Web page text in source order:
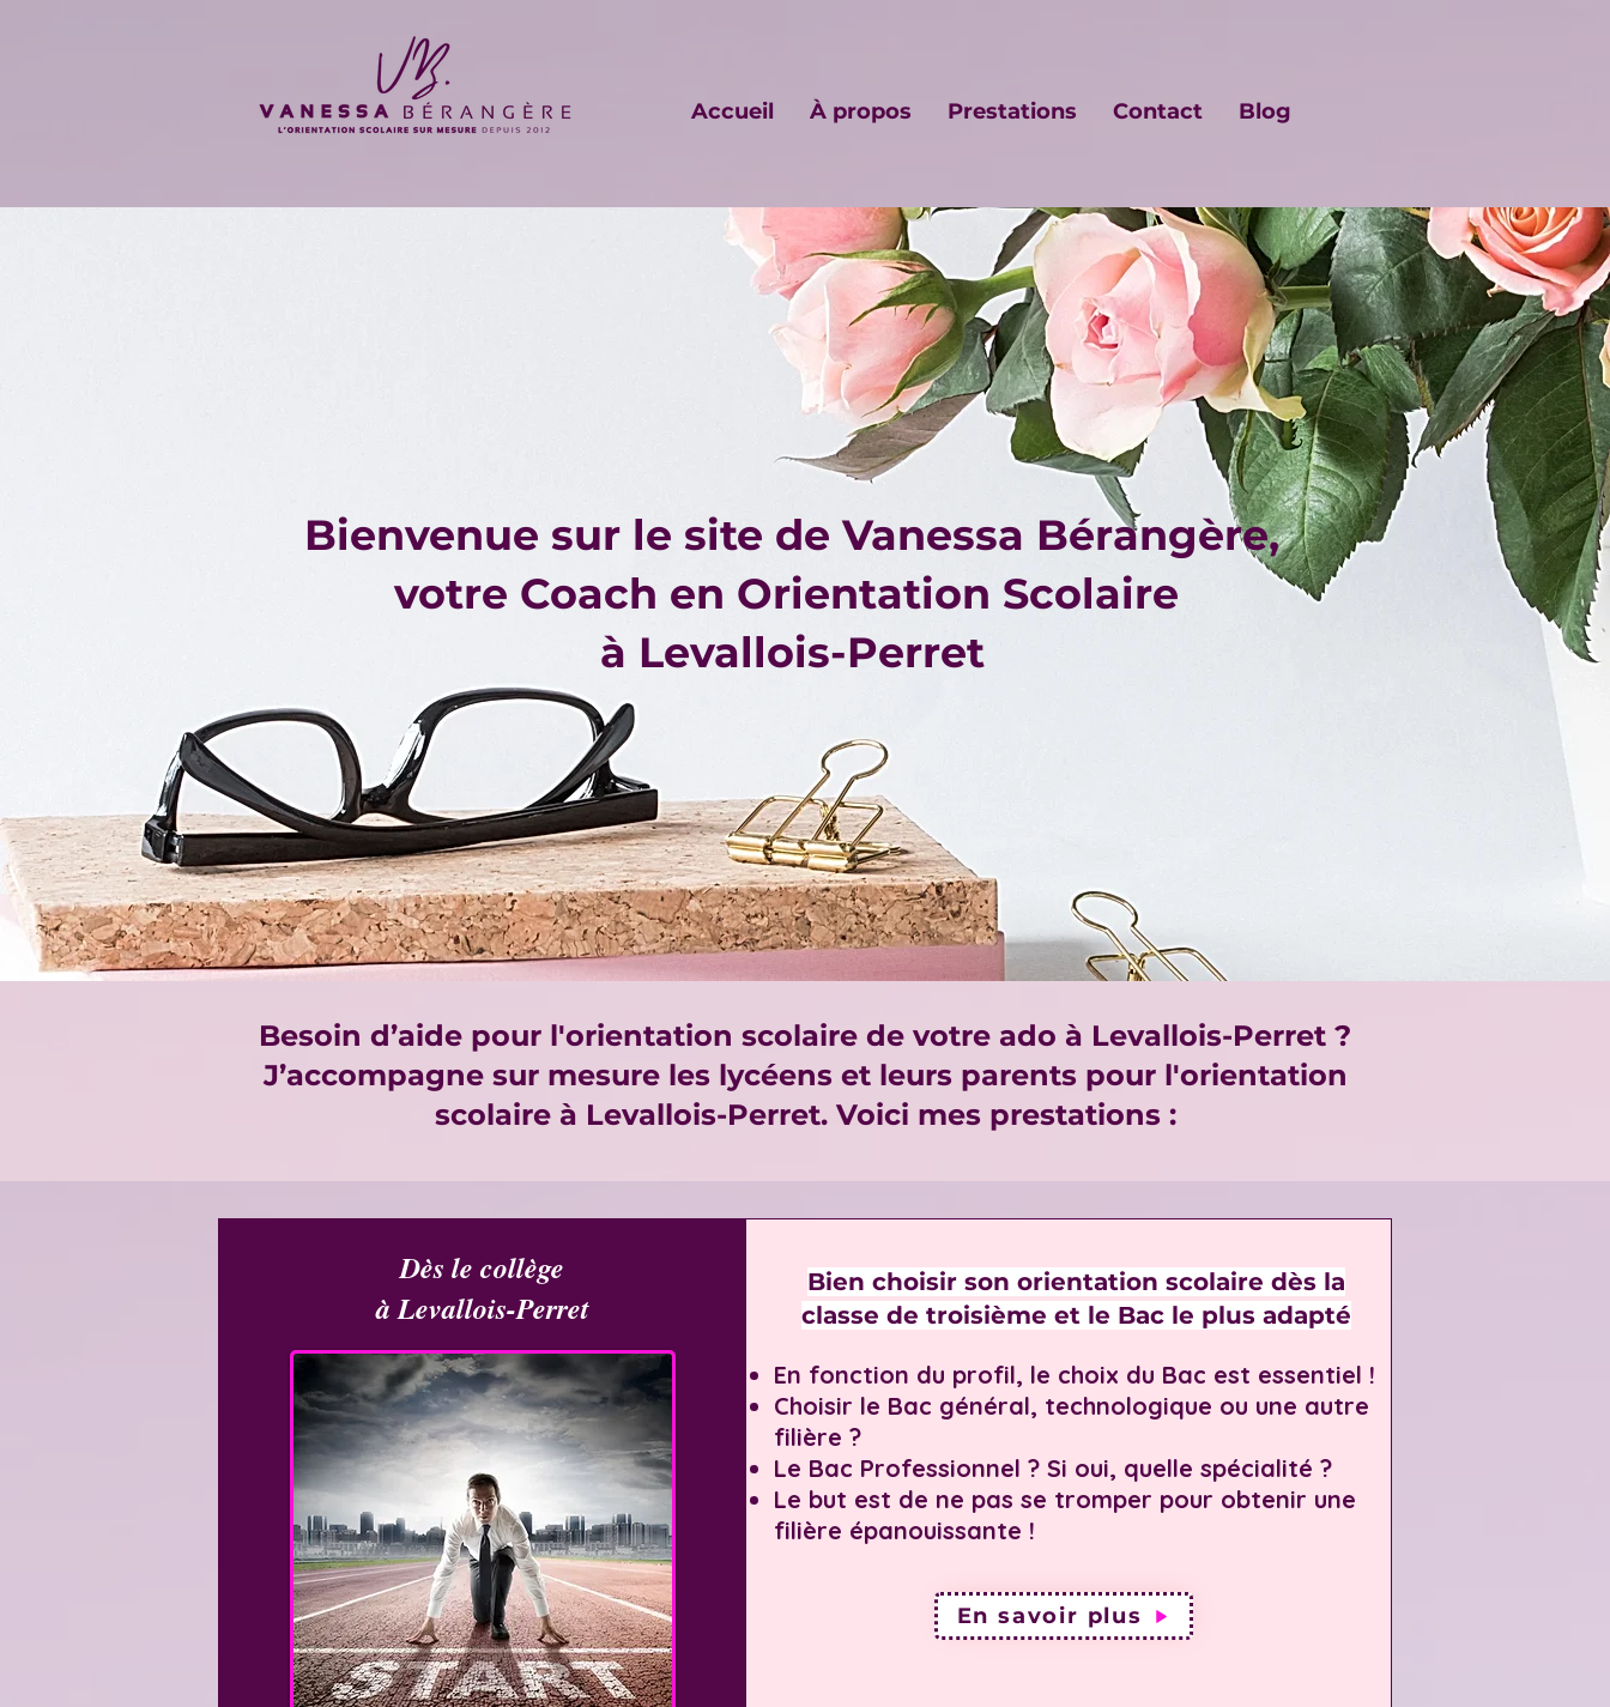
Accueil À propos Prestations Contact Blog
Bienvenue sur le site de Vanessa Bérangère,
votre Coach en Orientation Scolaire
à Levallois-Perret
Besoin d’aide pour l'orientation scolaire de votre ado à Levallois-Perret ?
J’accompagne sur mesure les lycéens et leurs parents pour l'orientation
scolaire à Levallois-Perret. Voici mes prestations :
Dès le collège
à Levallois-Perret
Bien choisir son orientation scolaire dès la
classe de troisième et le Bac le plus adapté
En fonction du profil, le choix du Bac est essentiel !
Choisir le Bac général, technologique ou une autre
filière ?
Le Bac Professionnel ? Si oui, quelle spécialité ?
Le but est de ne pas se tromper pour obtenir une
filière épanouissante !
En savoir plus